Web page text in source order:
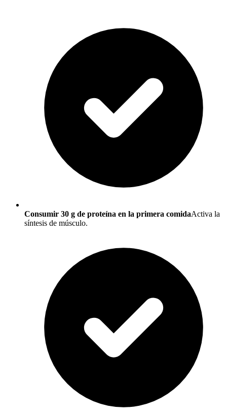
Consumir 30 g de proteína en la primera comidaActiva la
síntesis de músculo.